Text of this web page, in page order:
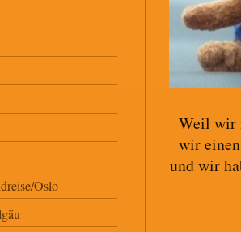
Weil wir
wir
und wir
Oslo